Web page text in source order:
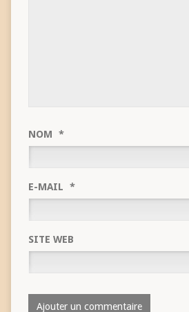
NOM *
E-MAIL *
SITE WEB